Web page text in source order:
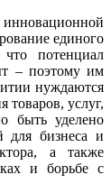
единого
потенциал
– поэтому им
нуждаются
услуг,
быть уделено
для бизнеса и
а также
и борьбе с